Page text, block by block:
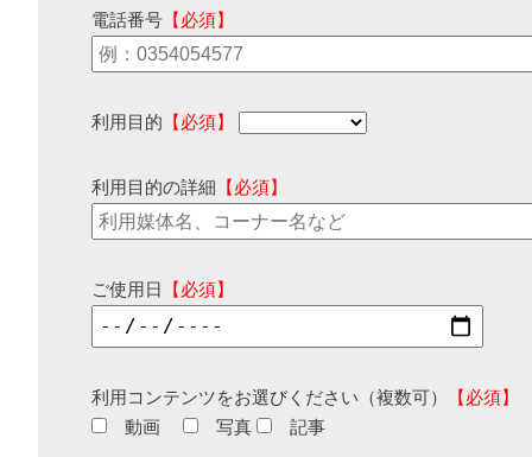
電話番号 【必須】
利用目的 【必須】
利用目的の詳細 【必須】
ご使用日 【必須】
利用コンテンツをお選びください（複数可）
【必須】
動画
写真 記事